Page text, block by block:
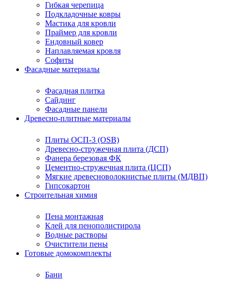
Гибкая черепица
Подкладочные ковры
Мастика для кровли
Праймер для кровли
Ендовный ковер
Наплавляемая кровля
Софиты
Фасадные материалы
Фасадная плитка
Сайдинг
Фасадные панели
Древесно-плитные материалы
Плиты ОСП-3 (OSB)
Древесно-стружечная плита (ДСП)
Фанера березовая ФК
Цементно-стружечная плита (ЦСП)
Мягкие древесноволокнистые плиты (МДВП)
Гипсокартон
Строительная химия
Пена монтажная
Клей для пенополистирола
Водные растворы
Очистители пены
Готовые домокомплекты
Бани